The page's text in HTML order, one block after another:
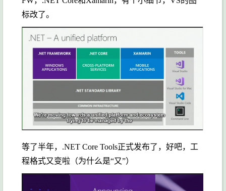
标改了。
等了半年，.NET Core Tools正式发布了，好吧，工
程格式又变啦（为什么是“又”）